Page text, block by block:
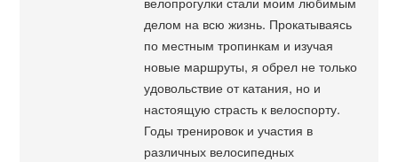
делом на всю жизнь. Прокатываясь
по местным тропинкам и изучая
новые маршруты, я обрел не только
удовольствие от катания, но и
настоящую страсть к велоспорту.
Годы тренировок и участия в
различных велосипедных